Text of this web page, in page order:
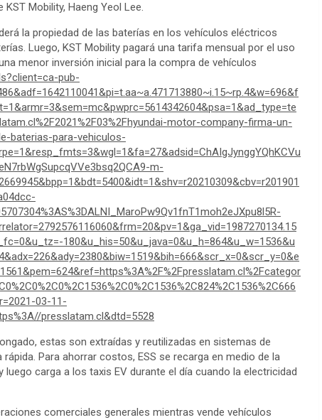
Mobility, Haeng Yeol Lee.
la propiedad de las baterías en los vehículos eléctricos
Luego, KST Mobility pagará una tarifa mensual por el uso
menor inversión inicial para la compra de vehículos
pub-
motor-company-firma-un-
baterias-para-vehiculos-
m-
180&u_his=50&u_java=0&u_h=864&u_w=1536&u
03-11-
presslatam.cl&dtd=5528
estas son extraídas y reutilizadas en sistemas de
Para ahorrar costos, ESS se recarga en medio de la
carga a los taxis EV durante el día cuando la electricidad
comerciales generales mientras vende vehículos